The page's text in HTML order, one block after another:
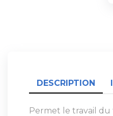
DESCRIPTION
Permet le travail du